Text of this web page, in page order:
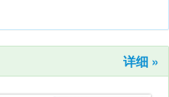
详细 »